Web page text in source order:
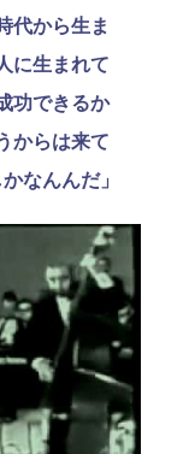
代から生ま
に生まれて
功できるか
からは来て
なんんだ」